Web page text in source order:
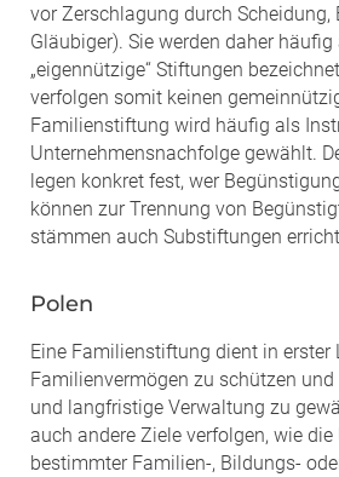
vor Zerschlagung durch Scheidung,
Gläubiger). Sie werden daher
„eigennützige“ Stiftungen
verfolgen somit keinen
Familienstiftung wird häufig als
Unternehmensnachfolge gewählt.
legen konkret fest, wer
können zur Trennung von
stämmen auch Substiftungen
Polen
Eine Familienstiftung dient in erster
Familienvermögen zu schützen und
und langfristige Verwaltung zu
auch andere Ziele verfolgen, wie
bestimmter Familien-, Bildungs-